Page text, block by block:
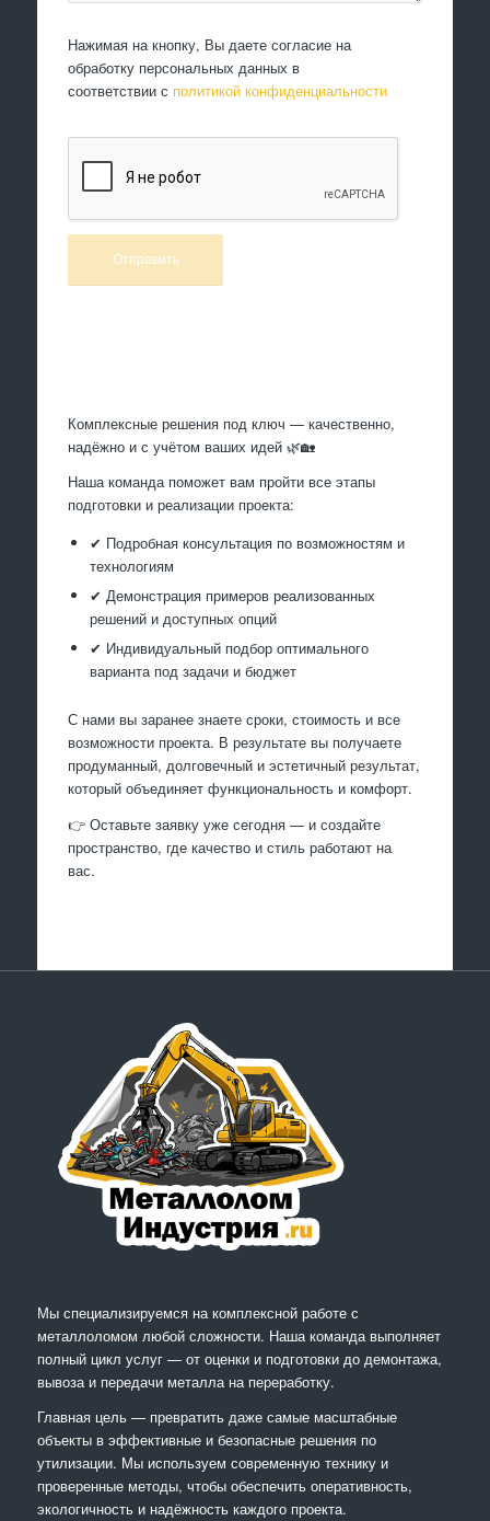
Нажимая на кнопку, Вы даете согласие на
обработку персональных данных в
соответствии с политикой конфиденциальности
Комплексные решения под ключ — качественно,
надёжно и с учётом ваших идей 🌿🏡
Наша команда поможет вам пройти все этапы
подготовки и реализации проекта:
✔ Подробная консультация по возможностям и
технологиям
✔ Демонстрация примеров реализованных
решений и доступных опций
✔ Индивидуальный подбор оптимального
варианта под задачи и бюджет
С нами вы заранее знаете сроки, стоимость и все
возможности проекта. В результате вы получаете
продуманный, долговечный и эстетичный результат,
который объединяет функциональность и комфорт.
👉 Оставьте заявку уже сегодня — и создайте
пространство, где качество и стиль работают на
вас.
Мы специализируемся на комплексной работе с
металлоломом любой сложности. Наша команда выполняет
полный цикл услуг — от оценки и подготовки до демонтажа,
вывоза и передачи металла на переработку.
Главная цель — превратить даже самые масштабные
объекты в эффективные и безопасные решения по
утилизации. Мы используем современную технику и
проверенные методы, чтобы обеспечить оперативность,
экологичность и надёжность каждого проекта.